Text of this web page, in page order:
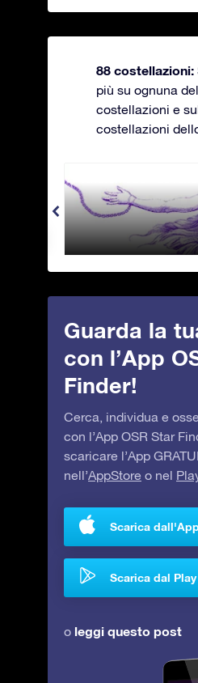
88 costellazioni:
più su ognuna
costellazioni e
costellazioni
Andromeda - La
Guarda la
con l’App
Finder!
Cerca, individua e
con l’App OSR Star
scaricare l’App
nell’AppStore o nel
Scarica
Scarica dal
o leggi questo post